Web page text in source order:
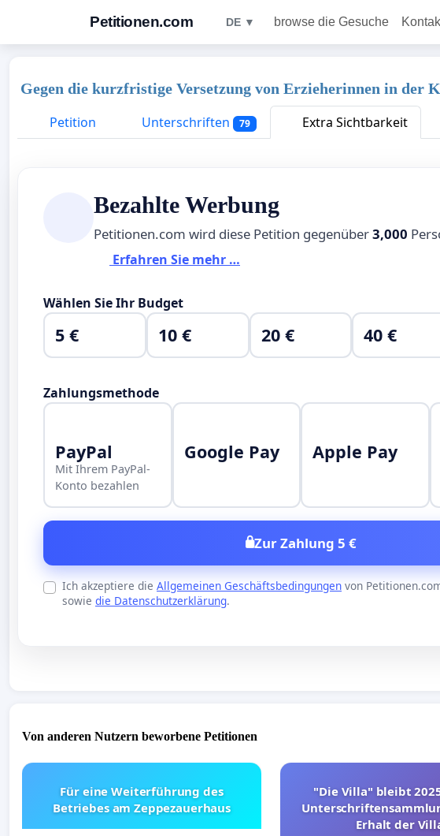
Petitionen.com DE ▼ browse die Gesuche
Gegen die kurzfristige Versetzung von Erzieherinnen in
Petition
Unterschriften 79 Extra Sichtbarkeit
Bezahlte Werbung
Petitionen.com wird diese Petition gegenüber3,000
Erfahren Sie mehr …
Wählen Sie Ihr Budget
5 € 10 € 20 € 40 €
Zahlungsmethode
PayPal
Mit Ihrem PayPal-
Konto bezahlen
Google Pay Apple Pay
Zur Zahlung 5 €
Ich akzeptiere die Allgemeinen Geschäftsbedingungen von
sowie die Datenschutzerklärung.
Von anderen Nutzern beworbene Petitionen
Für eine Weiterführung des
Betriebes am Zeppezauerhaus
"Die Villa" bleibt
Erhalt der